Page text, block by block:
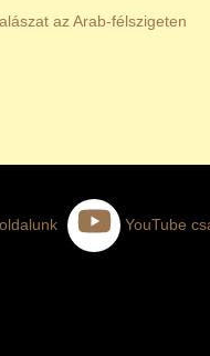
az Arab-félszigeten
YouTube